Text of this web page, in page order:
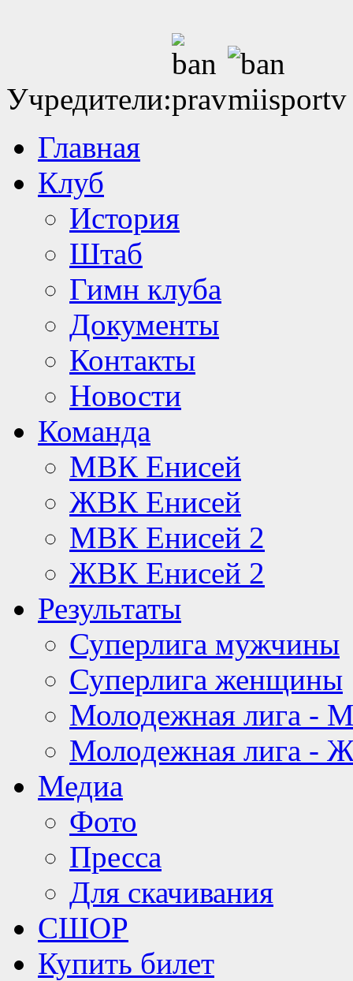
Учредители:
Главная
Клуб
История
Штаб
Гимн клуба
Документы
Контакты
Новости
Команда
МВК Енисей
ЖВК Енисей
МВК Енисей 2
ЖВК Енисей 2
Результаты
Суперлига мужчины
Суперлига женщины
Молодежная лига -
Молодежная лига -
Медиа
Фото
Пресса
Для скачивания
СШОР
Купить билет